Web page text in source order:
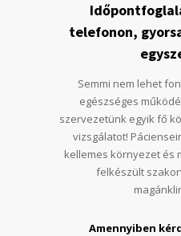
telefonon,
Semmi nem lehet
egészséges
szervezetünk egyik fő
vizsgálatot!
kellemes környezet és
felkészült
Amennyiben